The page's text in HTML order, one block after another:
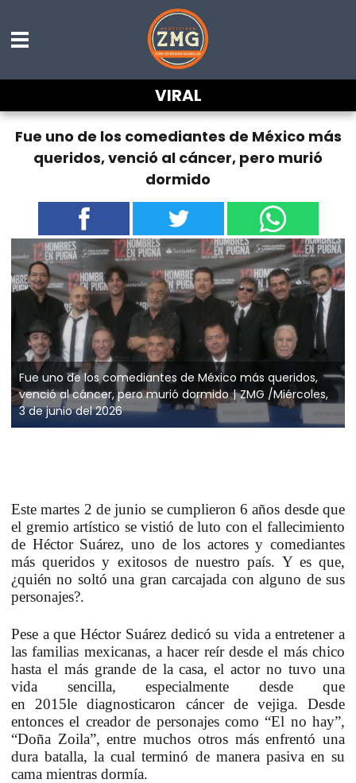
VIRAL
Fue uno de los comediantes de México más
queridos, venció al cáncer, pero murió
dormido
Fue uno de los comediantes de México más queridos,
venció al cáncer, pero murió dormido
ZMG /Miércoles,
3 de junio del 2026
Este martes 2 de junio se cumplieron 6 años desde que
el gremio artístico se vistió de luto con el fallecimiento
de Héctor Suárez, uno de los actores y comediantes
más queridos y exitosos de nuestro país. Y es que,
¿quién no soltó una gran carcajada con alguno de sus
personajes?.
Pese a que Héctor Suárez dedicó su vida a entretener a
lasfamilias mexicanas, a hacer reír desde el más chico
hasta el más grande de la casa, el actor no tuvo una
vida sencilla, especialmente desde que
en 2015lediagnosticaron cáncer de vejiga. Desde
entonces el creador de personajes como “El no hay”,
“Doña Zoila”, entre muchos otros más enfrentó una
dura batalla, la cual terminó de manera pasiva en su
cama mientras dormía.